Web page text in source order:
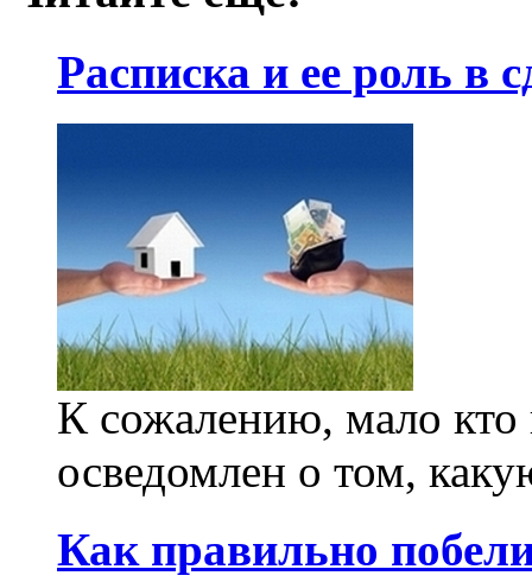
Расписка и ее роль в
К сожалению, мало
осведомлен о том,
Как правильно